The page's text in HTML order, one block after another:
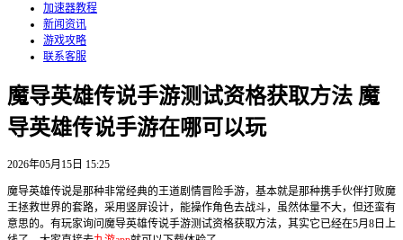
加速器教程
新闻资讯
游戏攻略
联系客服
魔导英雄传说手游测试资格获取方法 魔
导英雄传说手游在哪可以玩
2026年05月15日 15:25
魔导英雄传说是那种非常经典的王道剧情冒险手游，基本就是那种携手伙伴打败魔
王拯救世界的套路，采用竖屏设计，能操作角色去战斗，虽然体量不大，但还蛮有
意思的。有玩家询问魔导英雄传说手游测试资格获取方法，其实它已经在5月8日上